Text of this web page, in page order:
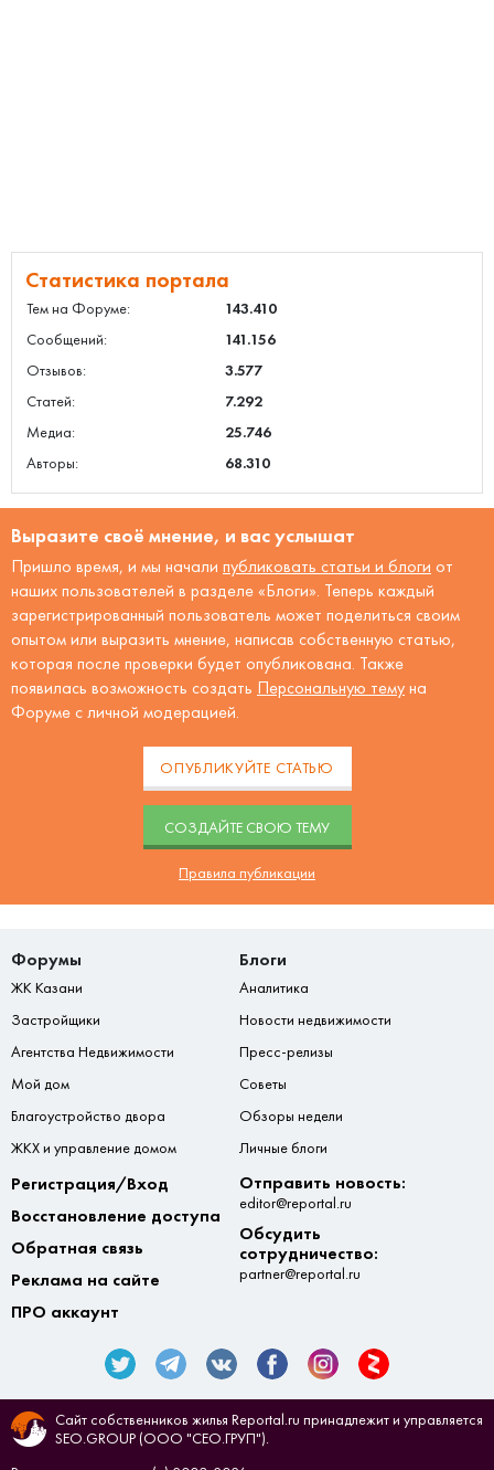
Статистика портала
Тем на Форуме:
143.410
Сообщений:
141.156
Отзывов:
3.577
Статей:
7.292
Медиа:
25.746
Авторы:
68.310
Выразите своё мнение, и вас услышат
Пришло время, и мы начали публиковать статьи и блоги от
наших пользователей в разделе «Блоги». Теперь каждый
зарегистрированный пользователь может поделиться своим
опытом или выразить мнение, написав собственную статью,
которая после проверки будет опубликована. Также
появилась возможность создать Персональную тему на
Форуме с личной модерацией.
ОПУБЛИКУЙТЕ СТАТЬЮ
CОЗДАЙТЕ СВОЮ ТЕМУ
Правила публикации
Форумы
ЖК Казани
Застройщики
Агентства Недвижимости
Мой дом
Благоустройство двора
ЖКХ и управление домом
Блоги
Аналитика
Новости недвижимости
Пресс-релизы
Советы
Обзоры недели
Личные блоги
Регистрация/Вход
Восстановление доступа
Обратная связь
Реклама на сайте
ПРО аккаунт
Отправить новость:
editor@reportal.ru
Обсудить
сотрудничество:
partner@reportal.ru
Сайт собственников жилья Reportal.ru принадлежит и управляется
SEO.GROUP (ООО "СЕО.ГРУП").